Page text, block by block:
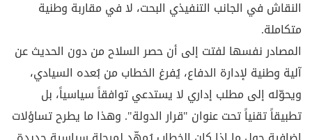
النقاش في الجانب التنفيذي البحت، لا في مقاربة وطنية
متكاملة.
المصادر نفسها لفتت إلى أن حصر السلاح من دون الحديث عن
آلية وطنية لإدارة الدفاع، يُفرغ الخطاب من بُعده السيادي،
ويحوّله إلى مطلب إداري لا يستدعي توافقاً سياسياً، بل
تطبيقاً تقنياً تحت عنوان "قرار الدولة". وهذا ما يطرح تساؤلات